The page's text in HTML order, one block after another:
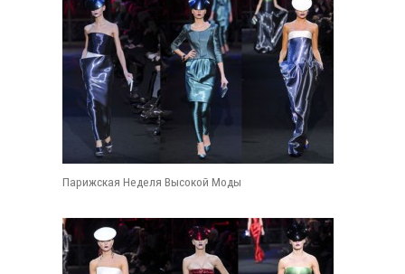
Парижская Неделя Высокой Моды